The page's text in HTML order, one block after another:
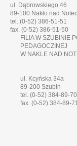
ul. Dąbrowskiego 46
89-100 Nakło nad
tel. (0-52) 386-51-51
fax. (0-52) 386-51-50
FILIA W SZUBINIE
PEDAGOCZINEJ
W NAKLE NAD
ul. Kcyńska 34a
89-200 Szubin
tel. (0-52) 384-89-70
fax. (0-52) 384-89-71